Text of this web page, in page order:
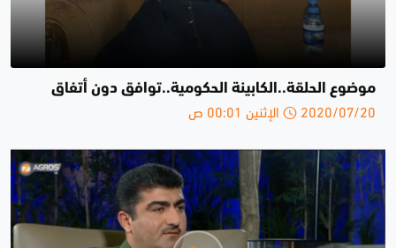
موضوع الحلقة..الكابينة الحكومية..توافق دون أتفاق
2020/07/20 الإثنين 00:01 ص